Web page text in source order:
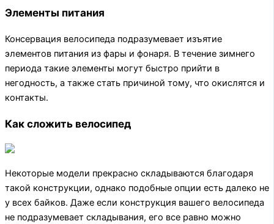
Элементы питания
Консервация велосипеда подразумевает изъятие
элементов питания из фары и фонаря. В течение зимнего
периода такие элементы могут быстро прийти в
негодность, а также стать причиной тому, что окислятся и
контакты.
Как сложить велосипед
Некоторые модели прекрасно складываются благодаря
такой конструкции, однако подобные опции есть далеко не
у всех байков. Даже если конструкция вашего велосипеда
не подразумевает складывания, его все равно можно